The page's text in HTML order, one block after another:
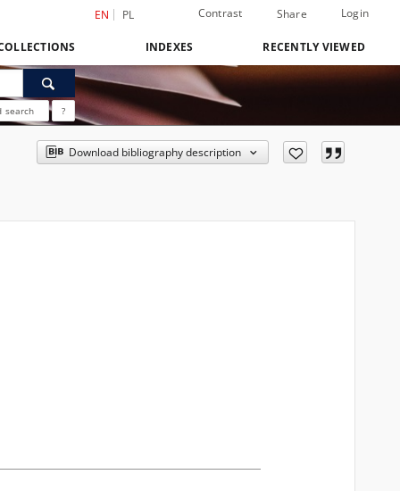
EN PL Contrast Share Login
INDEXES RECENTLY VIEWED
search ?
Download bibliography description